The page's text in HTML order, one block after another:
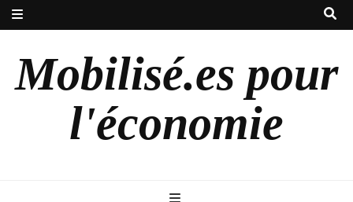
Mobilisé.es pour
l'économie